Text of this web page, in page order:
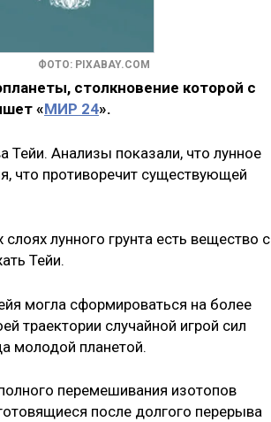
ФОТО: PIXABAY.COM
столкновение которой с
«МИР 24».
Тейи. Анализы показали, что лунное
что противоречит существующей
лунного грунта есть вещество с
Тейи.
могла сформироваться на более
траектории случайной игрой сил
молодой планетой.
перемешивания изотопов
после долгого перерыва